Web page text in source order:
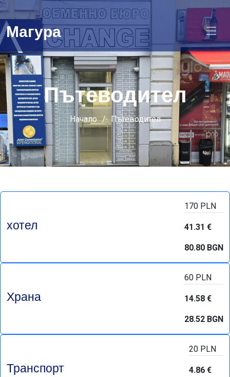
Магура
Пътеводител
Начало Пътеводител
хотел
170 PLN
41.31 €
80.80 BGN
Храна
60 PLN
14.58 €
28.52 BGN
Транспорт
20 PLN
4.86 €